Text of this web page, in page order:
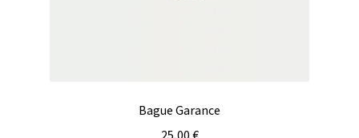
Bague Garance
25,00 €